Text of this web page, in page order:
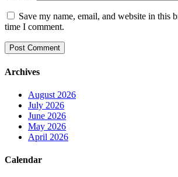
Save my name, email, and website in this
time I comment.
Archives
August 2026
July 2026
June 2026
May 2026
April 2026
Calendar